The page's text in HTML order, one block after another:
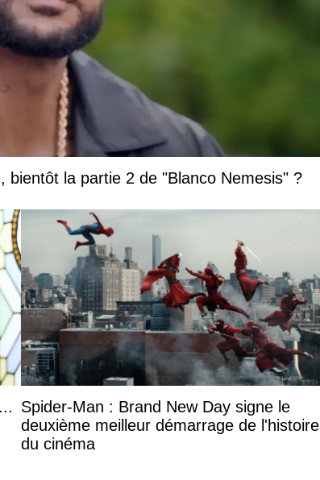
la partie 2 de "Blanco Nemesis" ?
Spider-Man : Brand New Day signe le
deuxième meilleur démarrage de l'histoire
du cinéma